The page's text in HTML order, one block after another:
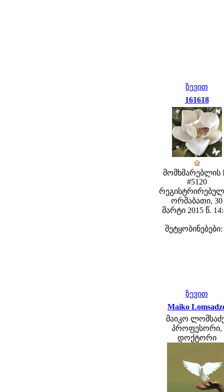
ზევით
161618
მომხმარებლის
#5120
ორშაბათი, 30
მარტი 2015 წ.
შეტყობინებები:
ზევით
Maiko
მაიკო
პროფესორი,
დოქტორი